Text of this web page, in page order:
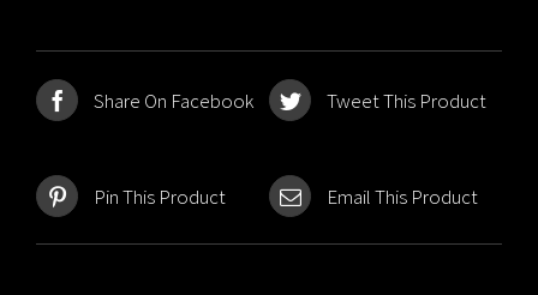
Share On Facebook Tweet This Product
Pin This Product Email This Product